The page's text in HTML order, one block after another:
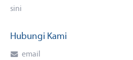
sini
Hubungi Kami
email